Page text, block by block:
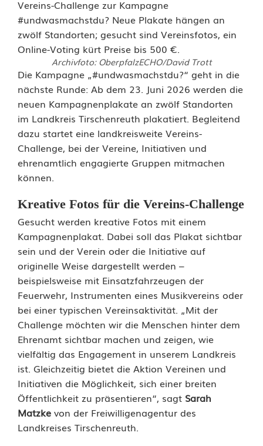
Archivfoto: OberpfalzECHO/David Trott
V
e
r
e
i
s
-
C
h
a
l
l
e
n
g
e
Die Kampagne „#undwasmachstdu?“ geht in die
nächste Runde: Ab dem 23. Juni 2026 werden die
neuen Kampagnenplakate an zwölf Standorten
im Landkreis Tirschenreuth plakatiert. Begleitend
dazu startet eine landkreisweite Vereins-
Challenge, bei der Vereine, Initiativen und
ehrenamtlich engagierte Gruppen mitmachen
können.
Kreative Fotos für die Vereins-Challenge
Gesucht werden kreative Fotos mit einem
Kampagnenplakat. Dabei soll das Plakat sichtbar
sein und der Verein oder die Initiative auf
originelle Weise dargestellt werden –
beispielsweise mit Einsatzfahrzeugen der
Feuerwehr, Instrumenten eines Musikvereins oder
bei einer typischen Vereinsaktivität. „Mit der
Challenge möchten wir die Menschen hinter dem
Ehrenamt sichtbar machen und zeigen, wie
vielfältig das Engagement in unserem Landkreis
ist. Gleichzeitig bietet die Aktion Vereinen und
Initiativen die Möglichkeit, sich einer breiten
Öffentlichkeit zu präsentieren“, sagt Sarah
Matzke von der Freiwilligenagentur des
Landkreises Tirschenreuth.